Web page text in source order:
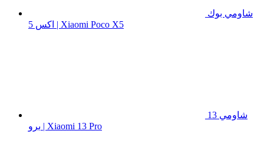
شاومي بوك
اكس 5 | Xiaomi Poco X5
شاومي 13
برو | Xiaomi 13 Pro